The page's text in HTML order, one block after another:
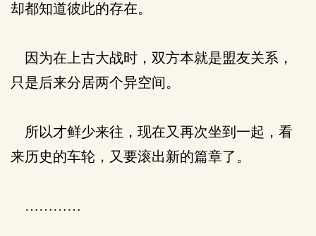
却都知道彼此的存在。
因为在上古大战时，双方本就是盟友关系，
只是后来分居两个异空间。
所以才鲜少来往，现在又再次坐到一起，看
来历史的车轮，又要滚出新的篇章了。
…………